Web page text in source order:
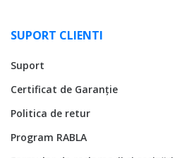
SUPORT CLIENTI
Suport
Certificat de Garanție
Politica de retur
Program RABLA